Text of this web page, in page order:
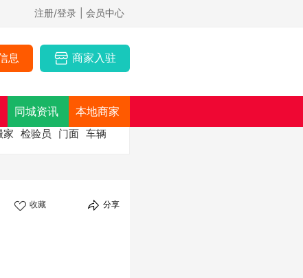
注册/登录 | 会员中心
息 商家入驻
同城资讯 本地商家
家 检验员 门面 车辆
收藏 分享